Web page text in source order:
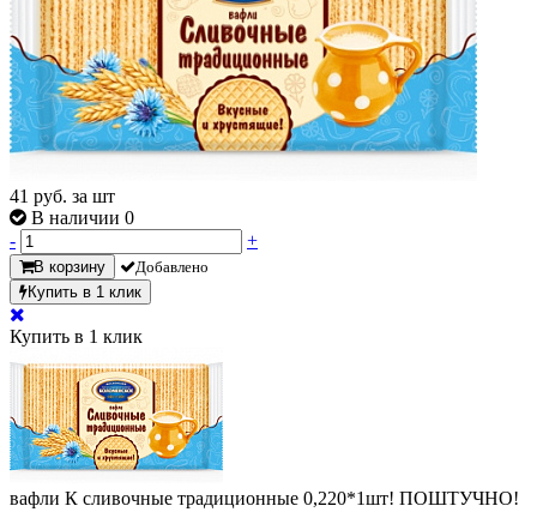
41 руб. за шт
В наличии 0
-
+
В корзину
Добавлено
Купить в 1 клик
Купить в 1 клик
вафли К сливочные традиционные 0,220*1шт! ПОШТУЧНО!